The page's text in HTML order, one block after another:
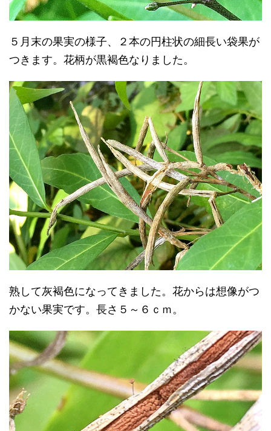
５月末の果実の様子、２本の円柱状の細長い袋果が
つきます。花柄が黒褐色なりました。
熟して灰褐色になってきました。花からは想像がつ
かない果実です。長さ５～６ｃｍ。